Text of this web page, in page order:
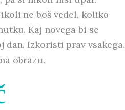
ne boš vedel, koliko
Kaj novega bi se
Izkoristi prav vsakega.
obrazu.